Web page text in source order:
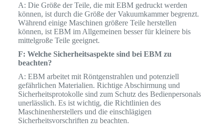
A: Die Größe der Teile, die mit EBM gedruckt werden
können, ist durch die Größe der Vakuumkammer begrenzt.
Während einige Maschinen größere Teile herstellen
können, ist EBM im Allgemeinen besser für kleinere bis
mittelgroße Teile geeignet.
F: Welche Sicherheitsaspekte sind bei EBM zu
beachten?
A: EBM arbeitet mit Röntgenstrahlen und potenziell
gefährlichen Materialien. Richtige Abschirmung und
Sicherheitsprotokolle sind zum Schutz des Bedienpersonals
unerlässlich. Es ist wichtig, die Richtlinien des
Maschinenherstellers und die einschlägigen
Sicherheitsvorschriften zu beachten.